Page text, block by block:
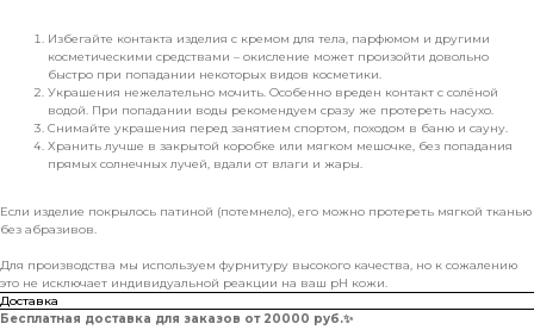
Избегайте контакта изделия с кремом для тела, парфюмом и другими
косметическими средствами – окисление может произойти довольно
быстро при попадании некоторых видов косметики.
Украшения нежелательно мочить. Особенно вреден контакт с солёной
водой. При попадании воды рекомендуем сразу же протереть насухо.
Снимайте украшения перед занятием спортом, походом в баню и сауну.
Хранить лучше в закрытой коробке или мягком мешочке, без попадания
прямых солнечных лучей, вдали от влаги и жары.
Если изделие покрылось патиной (потемнело), его можно протереть мягкой тканью
без абразивов.
Для производства мы используем фурнитуру высокого качества, но к сожалению
это не исключает индивидуальной реакции на ваш pH кожи.
Доставка
Бесплатная доставка для заказов от 20000 руб.✨